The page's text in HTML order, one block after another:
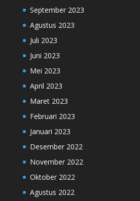
September 2023
Agustus 2023
Juli 2023
Juni 2023
Mei 2023
April 2023
Maret 2023
Februari 2023
Januari 2023
Desember 2022
November 2022
Oktober 2022
Agustus 2022